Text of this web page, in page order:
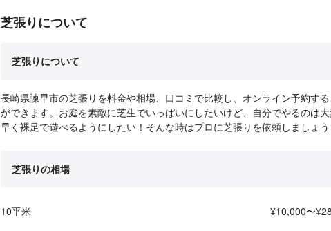
芝張りについて
芝張りについて
長崎県諫早市の芝張りを料金や相場、口コミで比較し、オンライン予約す
ができます。お庭を素敵に芝生でいっぱいにしたいけど、自分でやるのは
早く裸足で遊べるようにしたい！そんな時はプロに芝張りを依頼しましょ
芝張りの相場
10平米 ¥10,000〜